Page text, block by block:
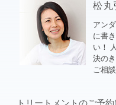
松丸
アン
に書
い！
決の
ご相
トリートメントのご予